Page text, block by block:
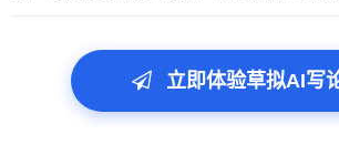
立即体验草拟AI写